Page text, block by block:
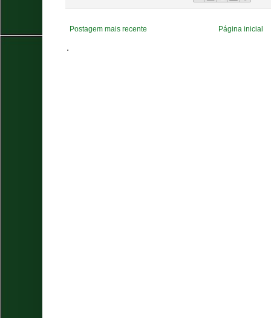
Postagem mais recente Página inicial
.